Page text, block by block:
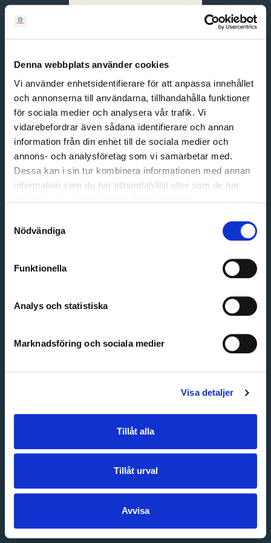
Denna webbplats använder cookies
Vi använder enhetsidentifierare för att anpassa innehållet
och annonserna till användarna, tillhandahålla funktioner
för sociala medier och analysera vår trafik. Vi
vidarebefordrar även sådana identifierare och annan
information från din enhet till de sociala medier och
annons- och analysföretag som vi samarbetar med.
Dessa kan i sin tur kombinera informationen med annan
information som du har tillhandahållit eller som de har
Nödvändiga
Funktionella
Analys och statistiska
Marknadsföring och sociala medier
Visa detaljer
Tillåt alla
Tillåt urval
Avvisa
English
Svenska
Email address
Customer service